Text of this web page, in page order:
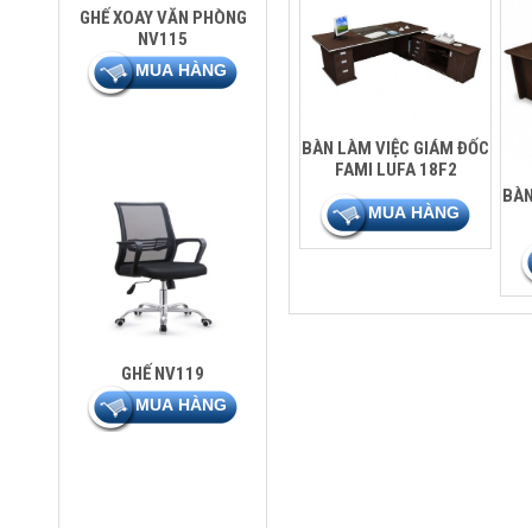
GHẾ XOAY VĂN PHÒNG
NV115
GHẾ NV119
BÀN LÀM VIỆC GIÁM ĐỐC
FAMI LUFA 18F2